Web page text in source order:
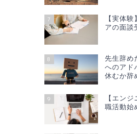
7
【実体
アの面談
8
先生辞め
へのアド
休むか辞
9
【エン
職活動始